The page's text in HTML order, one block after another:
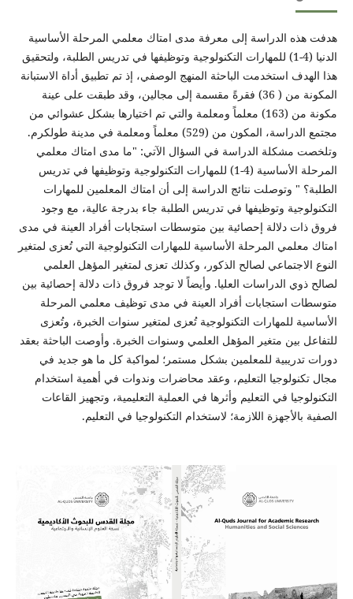
هدفت هذه الدراسة إلى معرفة مدى امتاك معلمي المرحلة الأساسية
الدنيا (4-1) للمهارات التكنولوجية وتوظيفها في تدريس الطلبة، ولتحقيق
هذا الهدف استخدمت الباحثة المنهج الوصفي، إذ تم تطبيق أداة الاستبانة
المكونة من ( 36) فقرةً مقسمة إلى مجالين، وقد طبقت على عينة
مكونة من (163) معلماً ومعلمة والتي تم اختيارها بشكل عشوائي من
مجتمع الدراسة، المكون من (529) معلماً ومعلمة في مدينة طولكرم.
وتلخصت مشكلة الدراسة في السؤال الآتي: "ما مدى امتاك معلمي
المرحلة الأساسية (4-1) للمهارات التكنولوجية وتوظيفها في تدريس
الطلبة؟ " وتوصلت نتائج الدراسة إلى أن امتاك المعلمين للمهارات
التكنولوجية وتوظيفها في تدريس الطلبة جاء بدرجة عالية، مع وجود
فروق ذات دلالة إحصائية بين متوسطات استجابات أفراد العينة في مدى
امتاك معلمي المرحلة الأساسية للمهارات التكنولوجية التي تُعزى لمتغير
النوع الاجتماعي لصالح الذكور، وكذلك تعزى لمتغير المؤهل العلمي
لصالح ذوي الدراسات العليا. وأيضاً لا توجد فروق ذات دلالة إحصائية بين
متوسطات استجابات أفراد العينة في مدى توظيف معلمي المرحلة
الأساسية للمهارات التكنولوجية تُعزى لمتغير سنوات الخبرة، وتُعزى
للتفاعل بين متغير المؤهل العلمي وسنوات الخبرة. وأوصت الباحثة بعقد
دورات تدريبية للمعلمين بشكل مستمر؛ لمواكبة كل ما هو جديد في
مجال تكنولوجيا التعليم، وعقد محاضرات وندوات في أهمية استخدام
التكنولوجيا في التعليم وأثرها في العملية التعليمية، وتجهيز القاعات
الصفية بالأجهزة اللازمة؛ لاستخدام التكنولوجيا في التعليم.